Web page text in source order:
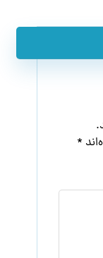
*